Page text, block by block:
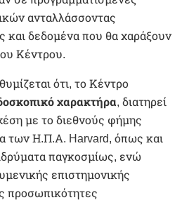
ανταλλάσσοντας
και δεδομένα που θα χαράξουν
Κέντρου.
ότι, το Κέντρο
χαρακτήρα, διατηρεί
με το διεθνούς φήμης
των Η.Π.Α. Harvard, όπως και
παγκοσμίως, ενώ
επιστημονικής
προσωπικότητες